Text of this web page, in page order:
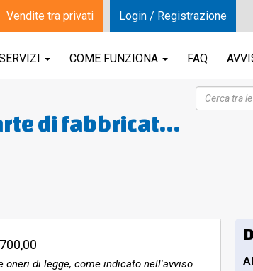
COME FUNZIONA FAQ
di fabbricato
Luppia
terra e
oneri di legge, come indicato nell'avviso
Vendite tra privati Login / Registrazione